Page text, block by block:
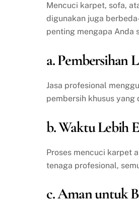
Mencuci karpet, sofa,
digunakan juga
penting mengapa Anda
a. Pembersihan
Jasa profesional
pembersih khusus
b. Waktu Lebih
Proses mencuci karpet
tenaga profesional,
c. Aman untuk